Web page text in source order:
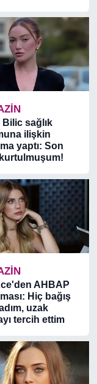
Bilic sağlık
ilişkin
yaptı: Son
AHBAP
Hiç bağış
uzak
tercih ettim